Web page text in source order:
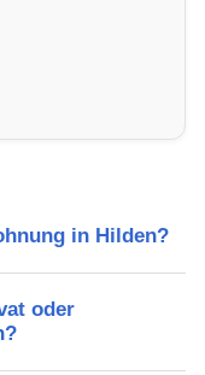
Hilden:
Schulen,
in Hilden?
oder